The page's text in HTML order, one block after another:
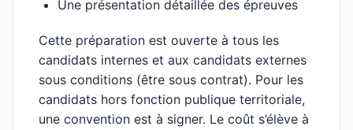
Une présentation détaillée des épreuves
Cette préparation est ouverte à tous les
candidats internes et aux candidats externes
sous conditions (être sous contrat). Pour les
candidats hors fonction publique territoriale,
une convention est à signer. Le coût s’élève à